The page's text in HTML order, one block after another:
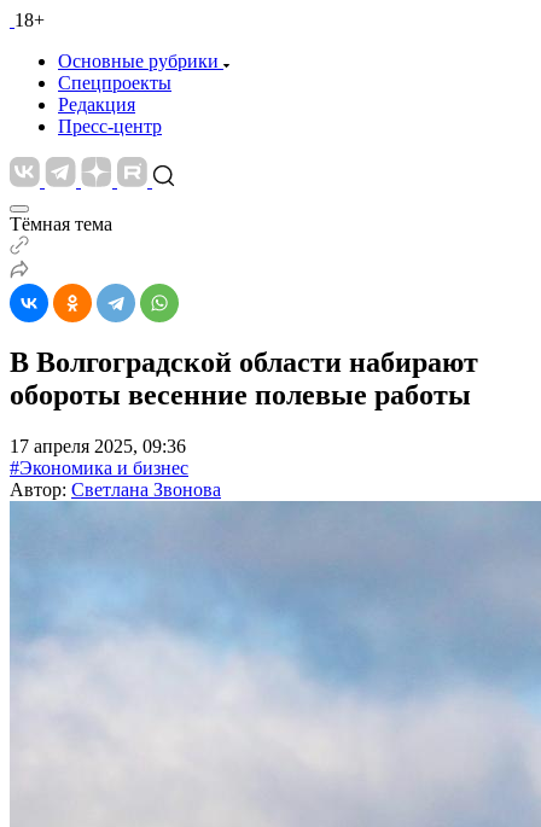
18+
Основные рубрики
Спецпроекты
Редакция
Пресс-центр
Тёмная тема
В Волгоградской области набирают
обороты весенние полевые работы
17 апреля 2025, 09:36
#Экономика и бизнес
Автор: Светлана Звонова